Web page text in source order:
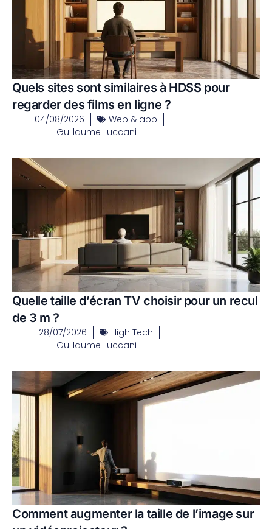
Quels sites sont similaires à HDSS pour
regarder des films en ligne ?
04/08/2026
Web & app
Guillaume Luccani
Quelle taille d’écran TV choisir pour un recul
de 3 m ?
28/07/2026
High Tech
Guillaume Luccani
Comment augmenter la taille de l’image sur